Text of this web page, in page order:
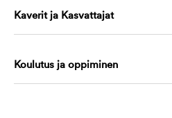
Kaverit ja Kasvattajat
Koulutus ja oppiminen